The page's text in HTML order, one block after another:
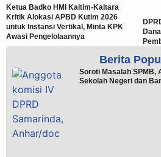
Ketua Badko HMI Kaltim-Kaltara
Kritik Alokasi APBD Kutim 2026
untuk Instansi Vertikal, Minta KPK
Awasi Pengelolaannya
Berita
Soroti Masalah SPMB,
Sekolah Negeri dan